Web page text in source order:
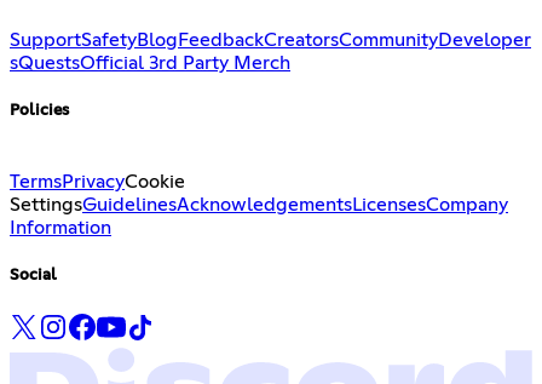
SupportSafetyBlog FeedbackCreatorsCommunityDeveloper
sQuestsOfficial 3rd Party Merch
Policies
TermsPrivacyCookie
SettingsGuidelinesAcknowledgementsLicensesCompany
Information
Social